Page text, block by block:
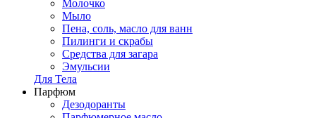
Молочко
Мыло
Пена, соль, масло для ванн
Пилинги и скрабы
Средства для загара
Эмульсии
Для Тела
Парфюм
Дезодоранты